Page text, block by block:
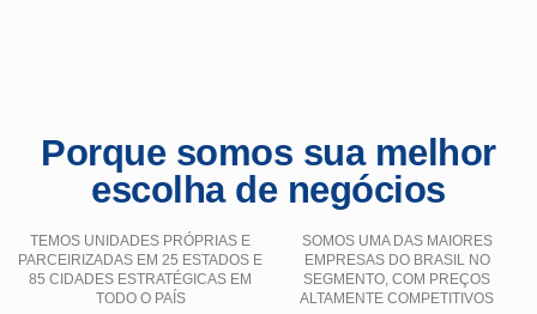
Porque somos sua melhor
escolha de negócios
TEMOS UNIDADES PRÓPRIAS E
PARCEIRIZADAS EM 25 ESTADOS E
85 CIDADES ESTRATÉGICAS EM
TODO O PAÍS
SOMOS UMA DAS MAIORES
EMPRESAS DO BRASIL NO
SEGMENTO, COM PREÇOS
ALTAMENTE COMPETITIVOS